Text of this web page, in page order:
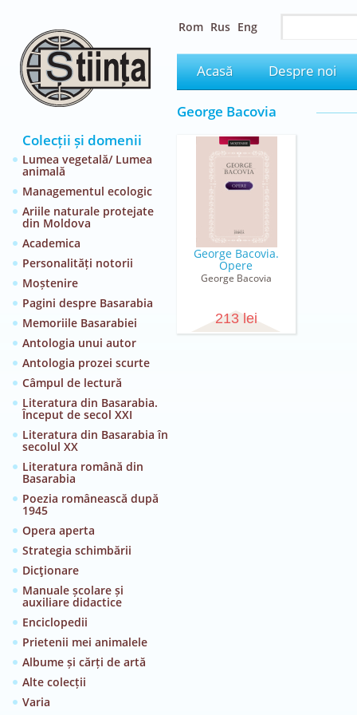
Colecții și domenii
Lumea vegetală/ Lumea
animală
Managementul ecologic
Ariile naturale protejate
din Moldova
Academica
Personalități notorii
Moștenire
Pagini despre Basarabia
Memoriile Basarabiei
Antologia unui autor
Antologia prozei scurte
Câmpul de lectură
Literatura din Basarabia.
Început de secol XXI
Literatura din Basarabia în
secolul XX
Literatura română din
Basarabia
Poezia românească după
1945
Opera aperta
Strategia schimbării
Dicţionare
Manuale școlare și
auxiliare didactice
Enciclopedii
Prietenii mei animalele
Albume și cărți de artă
Alte colecții
Varia
Rom Rus Eng
Acasă Despre noi
George Bacovia
George Bacovia.
Opere
George Bacovia
213 lei